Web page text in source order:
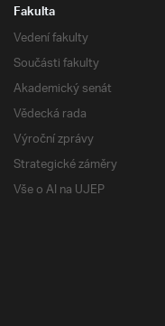
Fakulta
Vedení fakulty
Součásti fakulty
Akademický senát
Vědecká rada
Výroční zprávy
Strategické záměry
Vše o AI na UJEP